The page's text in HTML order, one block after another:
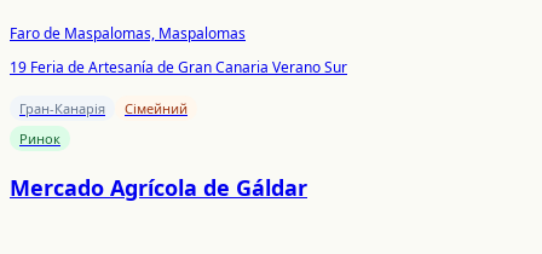
Faro de Maspalomas, Maspalomas
19 Feria de Artesanía de Gran Canaria Verano Sur
Гран-Канарія
Сімейний
Ринок
Mercado Agrícola de Gáldar